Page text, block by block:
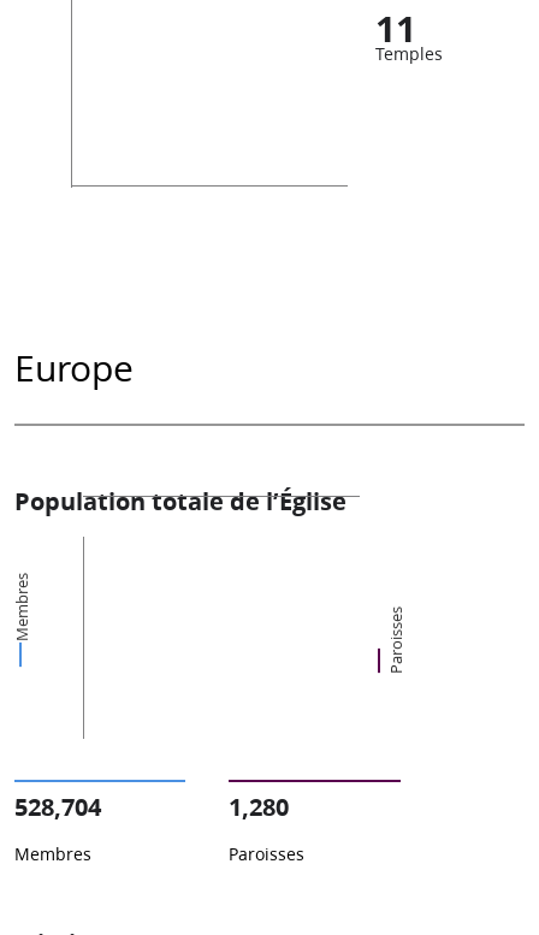
11
Temples
Europe
Population totale de l’Église
Membres Paroisses
528,704
Membres
1,280
Paroisses